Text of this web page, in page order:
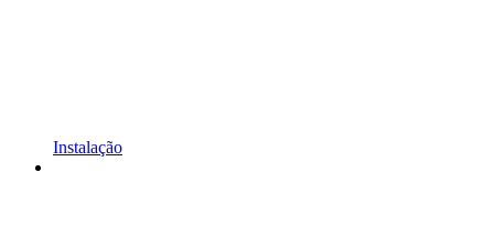
Instalação